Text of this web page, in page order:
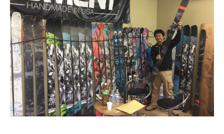
コブレッスン参加のお客様の声 Review
レッスンレポート Report
よくある質問 FAQ
レッスン内容について